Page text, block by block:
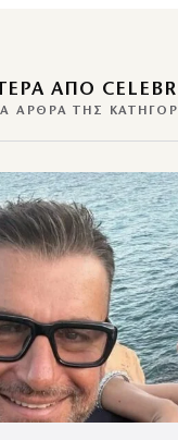
ΑΠΌ
ΆΡΘΡΑ ΤΗΣ